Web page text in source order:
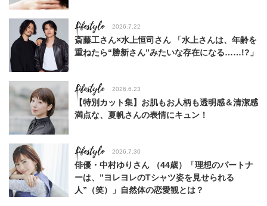
Lifestyle 2026.7.22
斎藤工さん×水上恒司さん 「水上さんは、年齢を
重ねたら“勝新さん”みたいな存在になる……!?」
Lifestyle 2026.6.23
【特別カット集】お肌もお人柄も透明感＆清潔感
満点な、夏帆さんの表情にキュン！
Lifestyle 2026.7.30
俳優・中村ゆりさん （44歳）「理想のパートナ
ーは、”ヨレヨレのTシャツ姿を見せられる
人”（笑）」自然体の恋愛観とは？